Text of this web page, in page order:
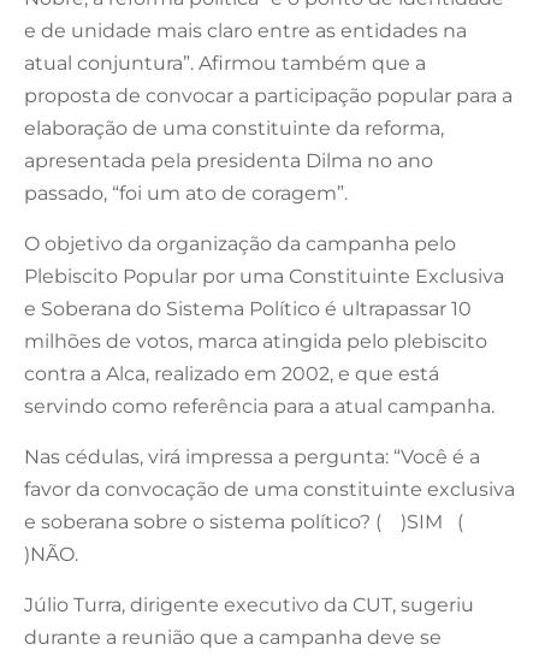
e de unidade mais claro entre as entidades na
atual conjuntura”. Afirmou também que a
proposta de convocar a participação popular para a
elaboração de uma constituinte da reforma,
apresentada pela presidenta Dilma no ano
passado, “foi um ato de coragem”.
O objetivo da organização da campanha pelo
Plebiscito Popular por uma Constituinte Exclusiva
e Soberana do Sistema Político é ultrapassar 10
milhões de votos, marca atingida pelo plebiscito
contra a Alca, realizado em 2002, e que está
servindo como referência para a atual campanha.
Nas cédulas, virá impressa a pergunta: “Você é a
favor da convocação de uma constituinte exclusiva
e soberana sobre o sistema político? ( )SIM (
)NÃO.
Júlio Turra, dirigente executivo da CUT, sugeriu
durante a reunião que a campanha deve se